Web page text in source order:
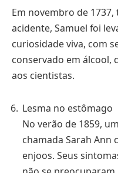
Em novembro de
acidente, Samuel foi
curiosidade viva, com
conservado em álcool,
aos cientistas.
Lesma no estômago
No verão de 1859,
chamada Sarah Ann
enjoos. Seus